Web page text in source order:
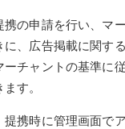
携の申請を行い、マ
、広告掲載に関す
ーチャントの基準に
す。
提携時に管理画面で